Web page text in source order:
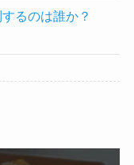
するのは誰か？